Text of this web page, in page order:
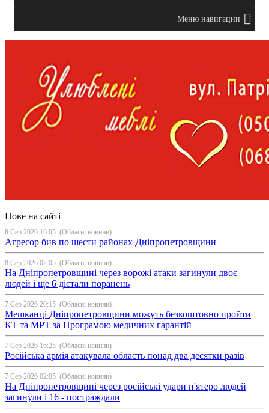
Меню навигации
Нове на сайті
8 Сер 2026 16:05 (Обласні новини)
Агресор бив по шести районах Дніпропетровщини
8 Сер 2026 02:05 (Обласні новини)
На Дніпропетровщині через ворожі атаки загинули двоє
людей і ще 6 дістали поранень
7 Сер 2026 20:15 (Обласні новини)
Мешканці Дніпропетровщини можуть безкоштовно пройти
КТ та МРТ за Програмою медичних гарантій
7 Сер 2026 16:25 (Обласні новини)
Російська армія атакувала область понад два десятки разів
7 Сер 2026 02:05 (Обласні новини)
На Дніпропетровщині через російські удари п'ятеро людей
загинули і 16 - постраждали